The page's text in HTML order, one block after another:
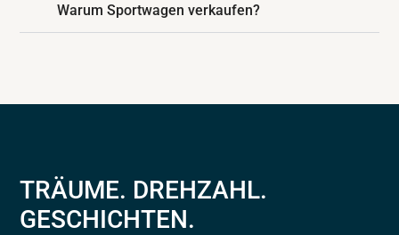
Warum Sportwagen verkaufen?
TRÄUME. DREHZAHL.
GESCHICHTEN.